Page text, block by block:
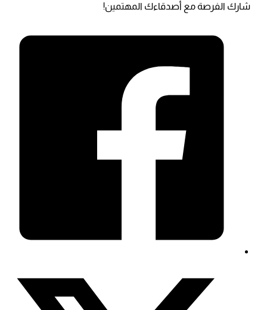
شارك الفرصة مع أصدقاءك المهتمين!